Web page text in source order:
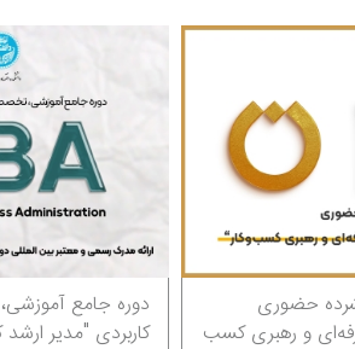
دوره جامع آموزشی، تخصصی و
کاربردی "مدیر ارشد کسب و کار -